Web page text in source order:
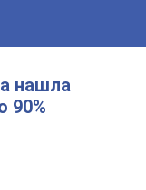
нашла
90%